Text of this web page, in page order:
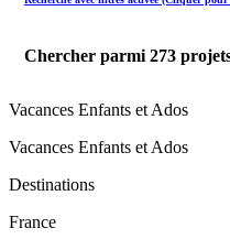
Chercher parmi 273
Vacances Enfants et Ados
Vacances Enfants et Ados
Destinations
France